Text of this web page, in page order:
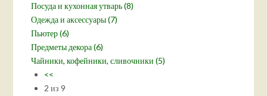
Посуда и кухонная утварь (8)
Одежда и аксессуары (7)
Пьютер (6)
Предметы декора (6)
Чайники, кофейники, сливочники (5)
<<
2 из 9